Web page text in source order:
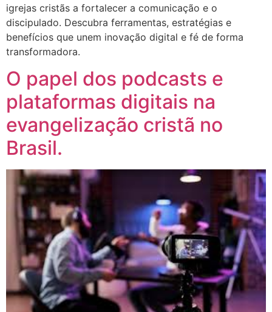
igrejas cristãs a fortalecer a comunicação e o
discipulado. Descubra ferramentas, estratégias e
benefícios que unem inovação digital e fé de forma
transformadora.
O papel dos podcasts e
plataformas digitais na
evangelização cristã no
Brasil.